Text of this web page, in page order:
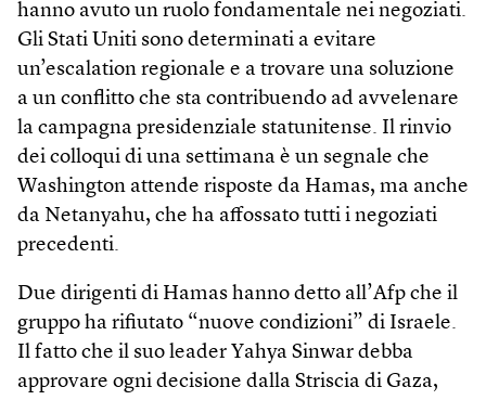
hanno avuto un ruolo fondamentale nei negoziati.
Gli Stati Uniti sono determinati a evitare
un’escalation regionale e a trovare una soluzione
a un conflitto che sta contribuendo ad avvelenare
la campagna presidenziale statunitense. Il rinvio
dei colloqui di una settimana è un segnale che
Washington attende risposte da Hamas, ma anche
da Netanyahu, che ha affossato tutti i negoziati
precedenti.
Due dirigenti di Hamas hanno detto all’Afp che il
gruppo ha rifiutato “nuove condizioni” di Israele.
Il fatto che il suo leader Yahya Sinwar debba
approvare ogni decisione dalla Striscia di Gaza,